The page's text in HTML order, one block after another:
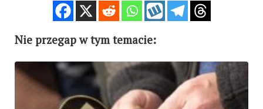
Nie przegap w tym temacie: